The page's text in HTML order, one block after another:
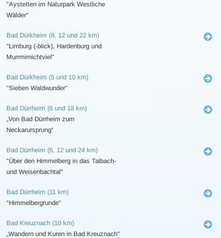
"Aystetten im Naturpark Westliche
Wälder"
Bad Dürkheim (8, 12 und 22 km)
"Limburg (-blick), Hardenburg und
Murrmirnichtviel"
Bad Dürkheim (5 und 10 km)
"Sieben Waldwunder"
Bad Dürrheim (6 und 18 km)
„Von Bad Dürrheim zum
Neckarursprung“
Bad Dürrheim (6, 12 und 24 km)
"Über den Himmelberg in das Talbach-
und Weisenbachtal"
Bad Dürrheim (11 km)
"Himmelbergrunde"
Bad Kreuznach (10 km)
„Wandern und Kuren in Bad Kreuznach"